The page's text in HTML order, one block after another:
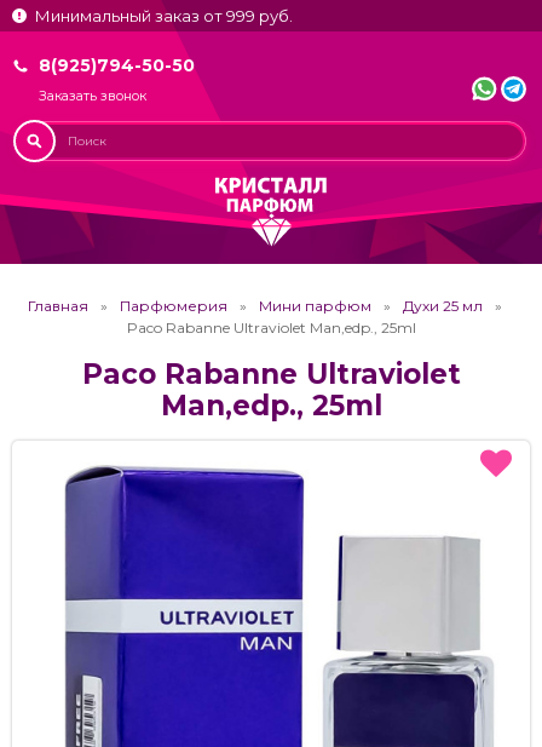
Минимальный заказ от 999 руб.
8(925)794-50-50
Заказать звонок
Главная Парфюмерия Мини парфюм
Духи 25 мл
Paco Rabanne Ultraviolet Man,edp., 25ml
Paco Rabanne Ultraviolet
Man,edp., 25ml